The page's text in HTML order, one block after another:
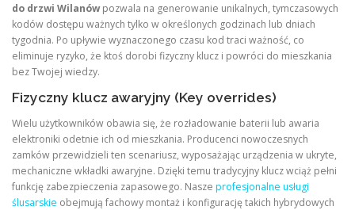
do drzwi Wilanówpozwala na generowanie unikalnych, tymczasowych
kodów dostępu ważnych tylko w określonych godzinach lub dniach
tygodnia. Po upływie wyznaczonego czasu kod traci ważność, co
eliminuje ryzyko, że ktoś dorobi fizyczny klucz i powróci do mieszkania
bez Twojej wiedzy.
Fizyczny klucz awaryjny (Key overrides)
Wielu użytkowników obawia się, że rozładowanie baterii lub awaria
elektroniki odetnie ich od mieszkania. Producenci nowoczesnych
zamków przewidzieli ten scenariusz, wyposażając urządzenia w ukryte,
mechaniczne wkładki awaryjne. Dzięki temu tradycyjny klucz wciąż pełni
funkcję zabezpieczenia zapasowego. Nasze profesjonalne usługi
ślusarskie obejmują fachowy montaż i konfigurację takich hybrydowych